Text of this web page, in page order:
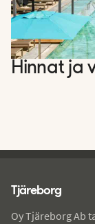
Hinnat ja
Tjäreborg
Oy Tjäreborg Ab